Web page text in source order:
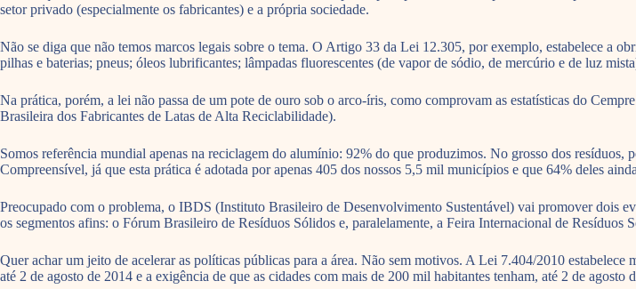
setor privado (especialmente os fabricantes) e a própria sociedade.
Não se diga que não temos marcos legais sobre o tema. O Artigo 33 da Lei 12.305, por exemplo, estabelece a
pilhas e baterias; pneus; óleos lubrificantes; lâmpadas fluorescentes (de vapor de sódio, de mercúrio e de luz
Na prática, porém, a lei não passa de um pote de ouro sob o arco-íris, como comprovam as estatísticas do
Brasileira dos Fabricantes de Latas de Alta Reciclabilidade).
Somos referência mundial apenas na reciclagem do alumínio: 92% do que produzimos. No grosso dos
Compreensível, já que esta prática é adotada por apenas 405 dos nossos 5,5 mil municípios e que 64% deles
Preocupado com o problema, o IBDS (Instituto Brasileiro de Desenvolvimento Sustentável) vai promover dois
os segmentos afins: o Fórum Brasileiro de Resíduos Sólidos e, paralelamente, a Feira Internacional de Resíduos
Quer achar um jeito de acelerar as políticas públicas para a área. Não sem motivos. A Lei 7.404/2010
até 2 de agosto de 2014 e a exigência de que as cidades com mais de 200 mil habitantes tenham, até 2 de agosto